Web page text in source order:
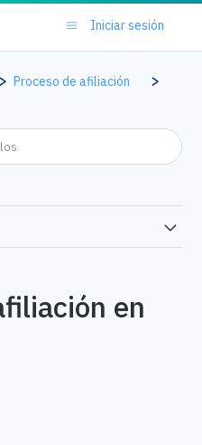
Iniciar sesión
Proceso de afiliación
en